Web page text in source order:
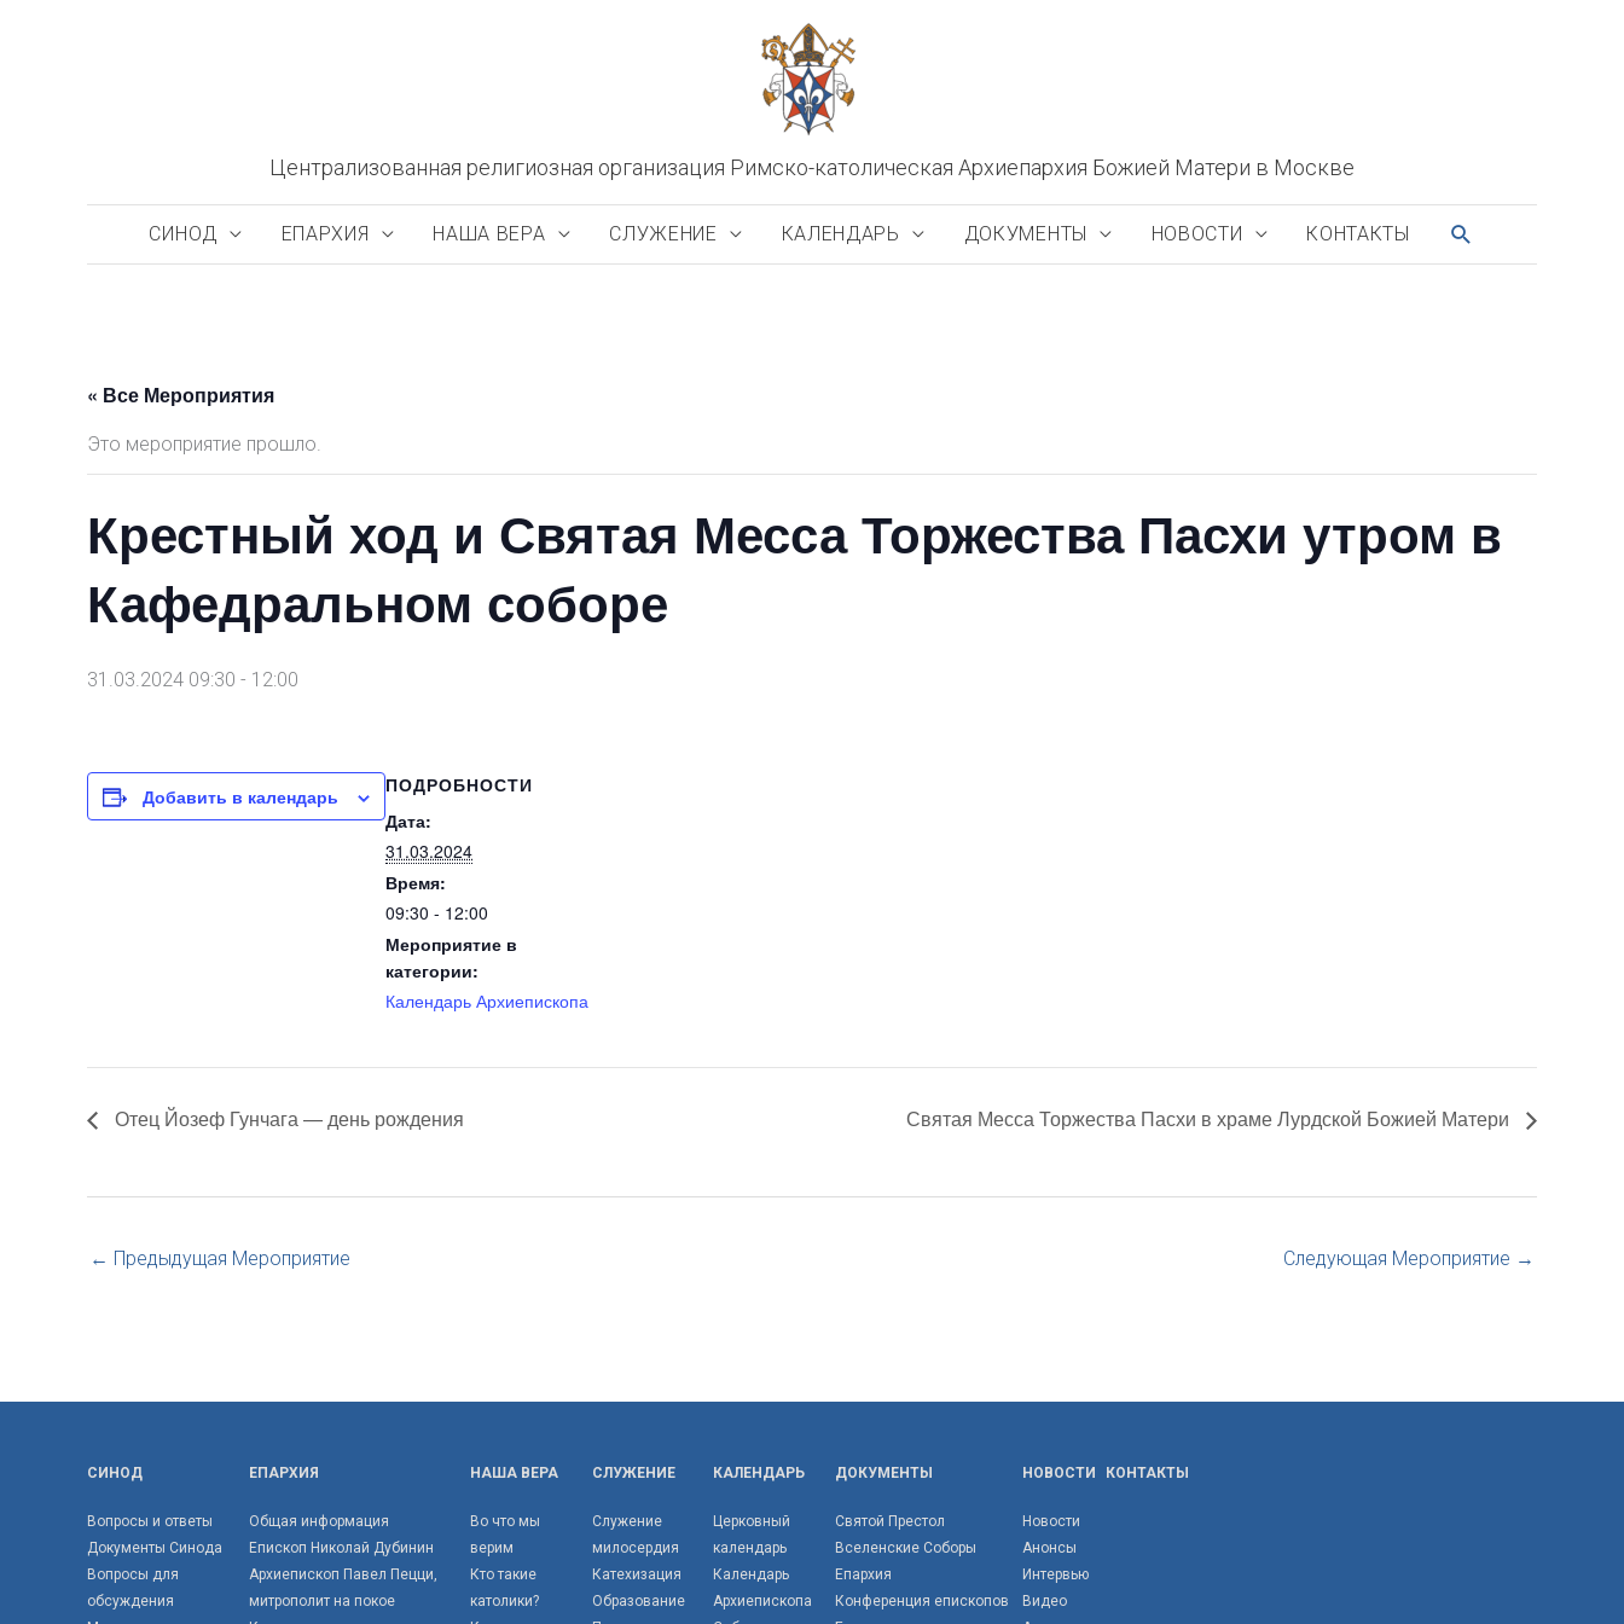
Централизованная религиозная организация Римско-католическая Архиепархия Божией Матери в Москве
СИНОД ЕПАРХИЯ НАША ВЕРА СЛУЖЕНИЕ КАЛЕНДАРЬ ДОКУМЕНТЫ НОВОСТИ КОНТАКТЫ ПОИСК
« Все Мероприятия
Это мероприятие прошло.
Крестный ход и Святая Месса Торжества Пасхи утром в
Кафедральном соборе
31.03.2024 09:30 - 12:00
Добавить в календарь
ПОДРОБНОСТИ
Дата:
31.03.2024
Время:
09:30 - 12:00
Мероприятие в
категории:
Календарь Архиепископа
Отец Йозеф Гунчага — день рождения Святая Месса Торжества Пасхи в храме Лурдской Божией Матери
← Предыдущая Мероприятие Следующая Мероприятие →
СИНОД
Вопросы и ответы
Документы Синода
Вопросы для
обсуждения
ЕПАРХИЯ
Общая информация
Епископ Николай Дубинин
Архиепископ Павел Пецци,
митрополит на покое
НАША ВЕРА
Во что мы
верим
Кто такие
католики?
СЛУЖЕНИЕ
Служение
милосердия
Катехизация
Образование
КАЛЕНДАРЬ
Церковный
календарь
Календарь
Архиепископа
ДОКУМЕНТЫ
Святой Престол
Вселенские Соборы
Епархия
Конференция епископов
НОВОСТИ
Новости
Анонсы
Интервью
Видео
КОНТАКТЫ